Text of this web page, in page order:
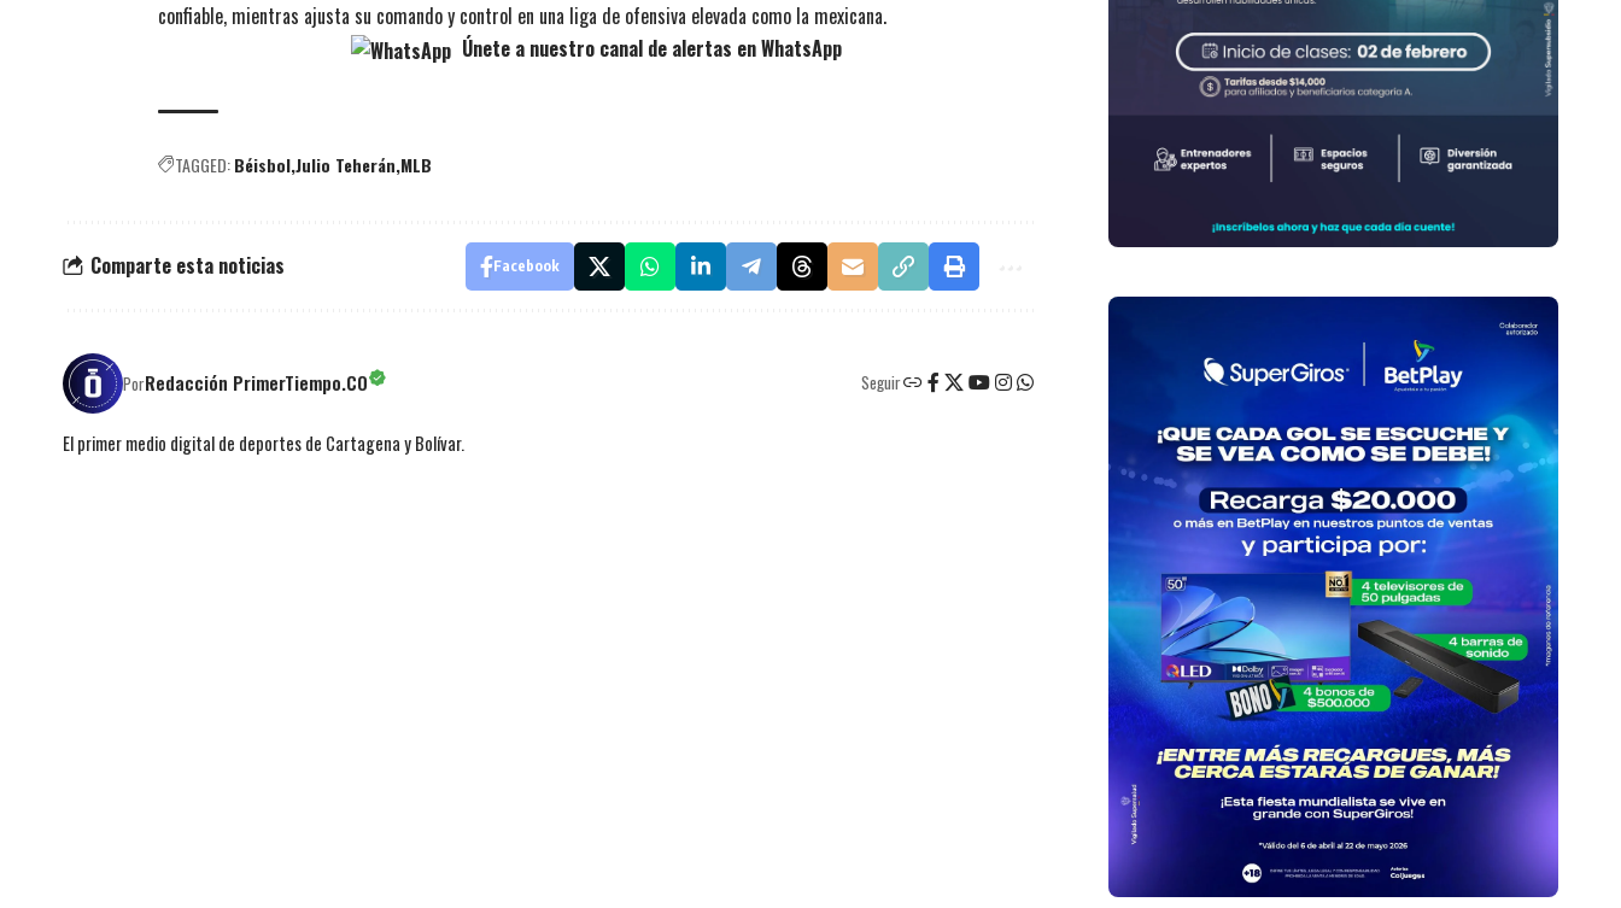
confiable, mientras ajusta su comando y control en una liga de ofensiva elevada como la mexicana.
Únete a nuestro canal de alertas en WhatsApp
TAGGED:BéisbolJulio Teherán MLB
Comparte esta noticias Facebook
PorRedacción PrimerTiempo.CO Seguir
El primer medio digital de deportes de Cartagena y Bolívar.